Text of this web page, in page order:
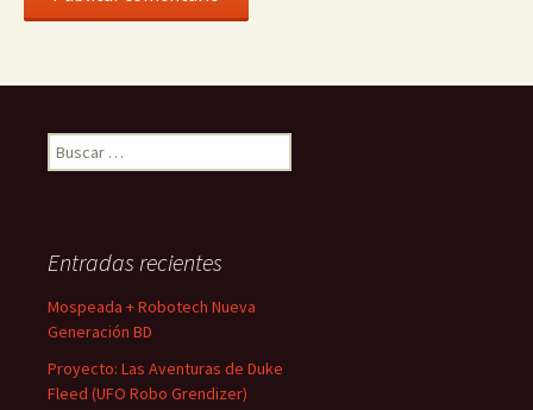
Buscar:
Entradas recientes
Mospeada + Robotech Nueva
Generación BD
Proyecto: Las Aventuras de Duke
Fleed (UFO Robo Grendizer)